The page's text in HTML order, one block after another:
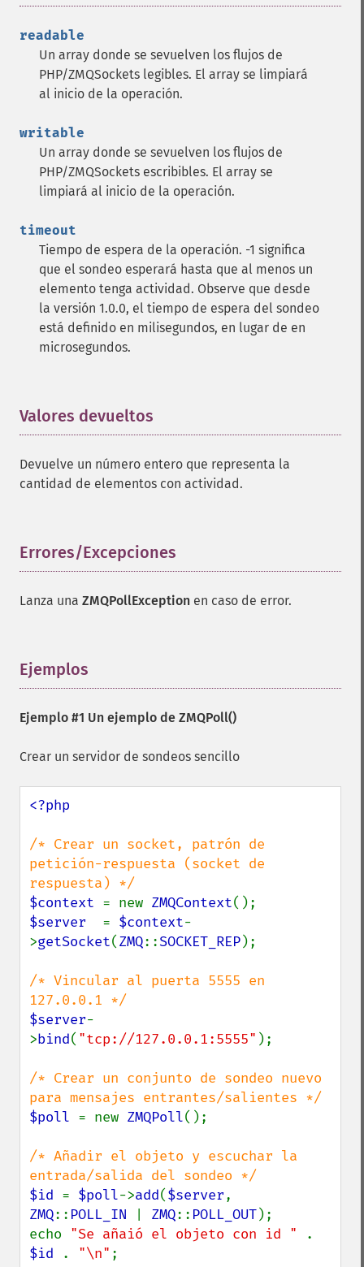
readable
Un array donde se sevuelven los flujos de
PHP/ZMQSockets legibles. El array se limpiará
al inicio de la operación.
writable
Un array donde se sevuelven los flujos de
PHP/ZMQSockets escribibles. El array se
limpiará al inicio de la operación.
timeout
Tiempo de espera de la operación. -1 significa
que el sondeo esperará hasta que al menos un
elemento tenga actividad. Observe que desde
la versión 1.0.0, el tiempo de espera del sondeo
está definido en milisegundos, en lugar de en
microsegundos.
Valores devueltos
Devuelve un número entero que representa la
cantidad de elementos con actividad.
Errores/Excepciones
Lanza una ZMQPollException en caso de error.
Ejemplos
Ejemplo #1 Un ejemplo de ZMQPoll()
Crear un servidor de sondeos sencillo
<?php
/* Crear un socket, patrón de
petición-respuesta (socket de
$context = new ZMQContext
$server = $context-
>getSocket(ZMQ::SOCKET_REP);
/* Vincular al puerta 5555 en
$server-
>bind( "tcp://127.0.0.1:5555" );
/* Crear un conjunto de sondeo nuevo
$poll = new ZMQPoll();
/* Añadir el objeto y escuchar la
$id = $poll->add($server
ZMQ:: POLL_IN ZMQ:: POLL_OUT);
echo "Se añaió el objeto con id "
$id
. "\n" ;